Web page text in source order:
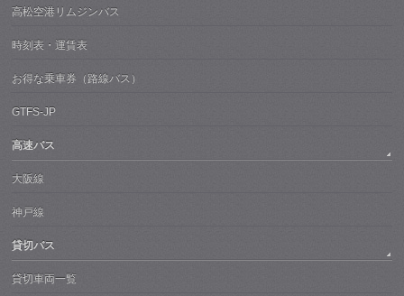
高松空港リムジンバス
時刻表・運賃表
お得な乗車券（路線バス）
GTFS-JP
高速バス
大阪線
神戸線
貸切バス
貸切車両一覧